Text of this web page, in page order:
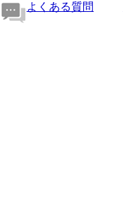
よくある質問